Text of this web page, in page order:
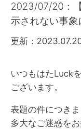
2023/07/20：
示されない事象
更新：
いつもはたLuck
ございます。
表題の件につき
多大なご迷惑を